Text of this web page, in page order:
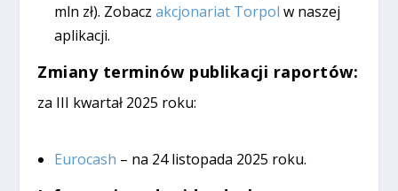
mln zł). Zobacz akcjonariat Torpol w naszej
aplikacji.
Zmiany terminów publikacji raportów:
za III kwartał 2025 roku:
Eurocash – na 24 listopada 2025 roku.